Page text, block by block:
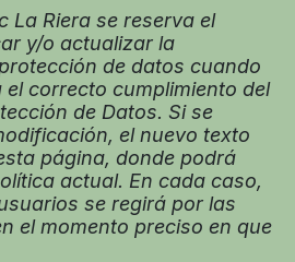
La Riera se reserva el
y/o actualizar la
de datos cuando
correcto cumplimiento del
de Datos. Si se
el nuevo texto
página, donde podrá
actual. En cada caso,
se regirá por las
el momento preciso en que